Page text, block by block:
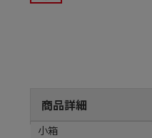
商品詳細
商品説明
メーカー品番
材質
小箱